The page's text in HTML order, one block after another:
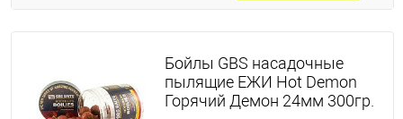
Бойлы GBS насадочные
пылящие ЕЖИ Hot Demon
Горячий Демон 24мм 300гр.